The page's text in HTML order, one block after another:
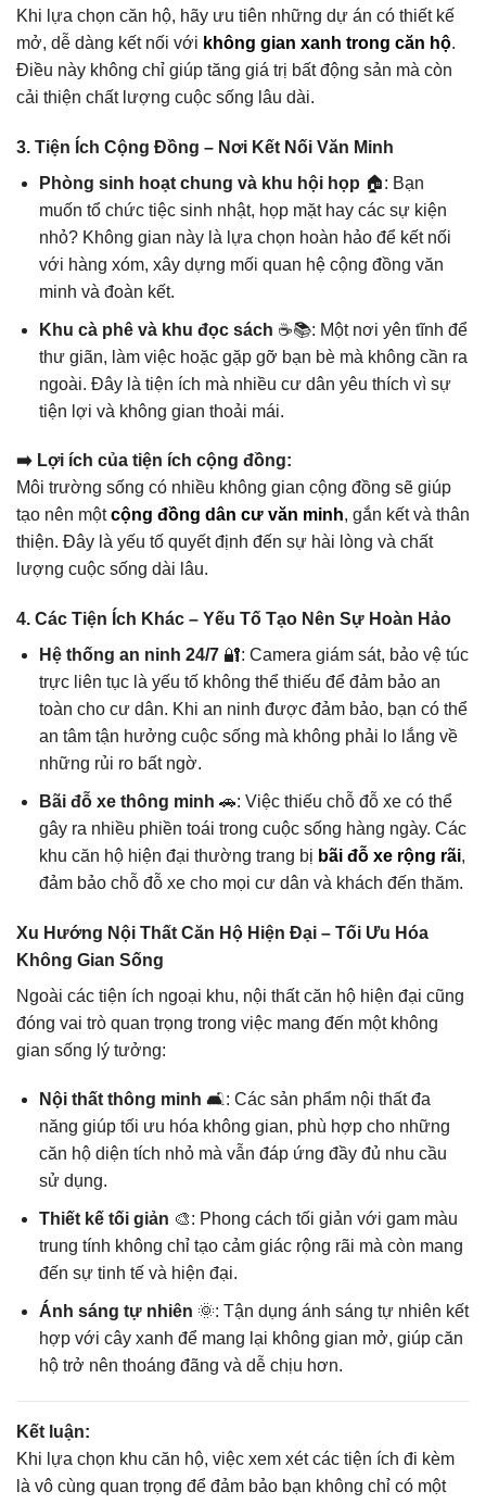
Khi lựa chọn căn hộ, hãy ưu tiên những dự án có thiết kế
mở, dễ dàng kết nối với không gian xanh trong căn hộ.
Điều này không chỉ giúp tăng giá trị bất động sản mà còn
cải thiện chất lượng cuộc sống lâu dài.
3. Tiện Ích Cộng Đồng – Nơi Kết Nối Văn Minh
Phòng sinh hoạt chung và khu hội họp 🏠: Bạn
muốn tổ chức tiệc sinh nhật, họp mặt hay các sự kiện
nhỏ? Không gian này là lựa chọn hoàn hảo để kết nối
với hàng xóm, xây dựng mối quan hệ cộng đồng văn
minh và đoàn kết.
Khu cà phê và khu đọc sách ☕📚: Một nơi yên tĩnh để
thư giãn, làm việc hoặc gặp gỡ bạn bè mà không cần ra
ngoài. Đây là tiện ích mà nhiều cư dân yêu thích vì sự
tiện lợi và không gian thoải mái.
➡️ Lợi ích của tiện ích cộng đồng:
Môi trường sống có nhiều không gian cộng đồng sẽ giúp
tạo nên mộtcộng đồng dân cư văn minh, gắn kết và thân
thiện. Đây là yếu tố quyết định đến sự hài lòng và chất
lượng cuộc sống dài lâu.
4. Các Tiện Ích Khác – Yếu Tố Tạo Nên Sự Hoàn Hảo
Hệ thống an ninh 24/7🔐: Camera giám sát, bảo vệ túc
trực liên tục là yếu tố không thể thiếu để đảm bảo an
toàn cho cư dân. Khi an ninh được đảm bảo, bạn có thể
an tâm tận hưởng cuộc sống mà không phải lo lắng về
những rủi ro bất ngờ.
Bãi đỗ xe thông minh 🚗: Việc thiếu chỗ đỗ xe có thể
gây ra nhiều phiền toái trong cuộc sống hàng ngày. Các
khu căn hộ hiện đại thường trang bị bãi đỗ xe rộng rãi,
đảm bảo chỗ đỗ xe cho mọi cư dân và khách đến thăm.
Xu Hướng Nội Thất Căn Hộ Hiện Đại – Tối Ưu Hóa
Không Gian Sống
Ngoài các tiện ích ngoại khu, nội thất căn hộ hiện đại cũng
đóng vai trò quan trọng trong việc mang đến một không
gian sống lý tưởng:
Nội thất thông minh 🛋️: Các sản phẩm nội thất đa
năng giúp tối ưu hóa không gian, phù hợp cho những
căn hộ diện tích nhỏ mà vẫn đáp ứng đầy đủ nhu cầu
sử dụng.
Thiết kế tối giản 🎨: Phong cách tối giản với gam màu
trung tính không chỉ tạo cảm giác rộng rãi mà còn mang
đến sự tinh tế và hiện đại.
Ánh sáng tự nhiên 🌞: Tận dụng ánh sáng tự nhiên kết
hợp với cây xanh để mang lại không gian mở, giúp căn
hộ trở nên thoáng đãng và dễ chịu hơn.
Kết luận:
Khi lựa chọn khu căn hộ, việc xem xét các tiện ích đi kèm
là vô cùng quan trọng để đảm bảo bạn không chỉ có một